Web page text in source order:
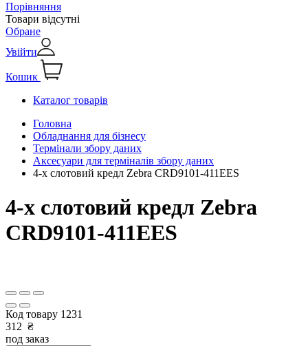
Порівняння
Товари відсутні
Обране
Увійти
Кошик
Каталог товарів
Головна
Обладнання для бізнесу
Термінали збору даних
Аксесуари для терміналів збору даних
4-х слотовий кредл Zebra CRD9101-411EES
4-х слотовий кредл Zebra
CRD9101-411EES
Код товару 1231
312 ₴
под заказ